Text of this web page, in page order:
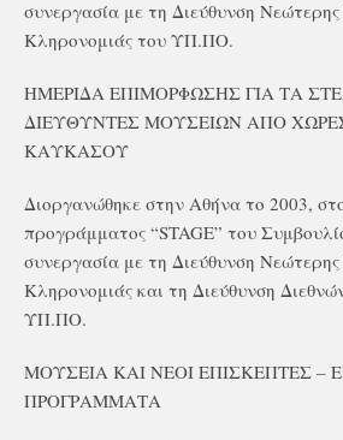
συνεργασία με τη Διεύθυνση Νεώτερης
Κληρονομιάς του ΥΠ.ΠΟ.
ΗΜΕΡΙΔΑ ΕΠΙΜΟΡΦΩΣΗΣ ΓΙΑ ΤΑ
ΔΙΕΥΘΥΝΤΕΣ ΜΟΥΣΕΙΩΝ ΑΠΟ
ΚΑΥΚΑΣΟΥ
Διοργανώθηκε στην Αθήνα το 2003,
προγράμματος “STAGE” του
συνεργασία με τη Διεύθυνση Νεώτερης
Κληρονομιάς και τη Διεύθυνση
ΥΠ.ΠΟ.
ΜΟΥΣΕΙΑ ΚΑΙ ΝΕΟΙ ΕΠΙΣΚΕΠΤΕΣ –
ΠΡΟΓΡΑΜΜΑΤΑ